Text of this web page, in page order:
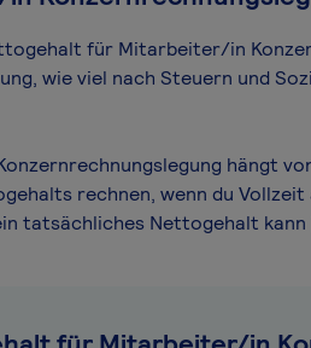
für Mitarbeiter/in
wie viel nach Steuern und
hängt
rechnen, wenn du
tatsächliches Nettogehalt